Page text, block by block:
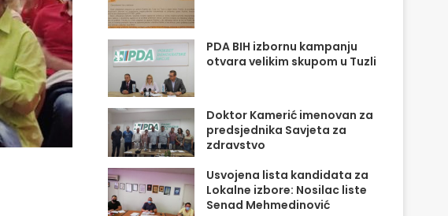
PDA BIH izbornu kampanju
otvara velikim skupom u Tuzli
Doktor Kamerić imenovan za
predsjednika Savjeta za
zdravstvo
Usvojena lista kandidata za
Lokalne izbore: Nosilac liste
Senad Mehmedinović